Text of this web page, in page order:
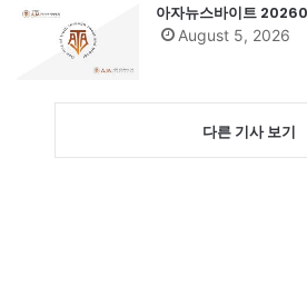
아자뉴스바이트
August 5, 2026
다른 기사 보기